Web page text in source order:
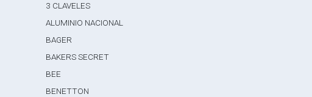
3 CLAVELES
ALUMINIO NACIONAL
BAGER
BAKERS SECRET
BEE
BENETTON